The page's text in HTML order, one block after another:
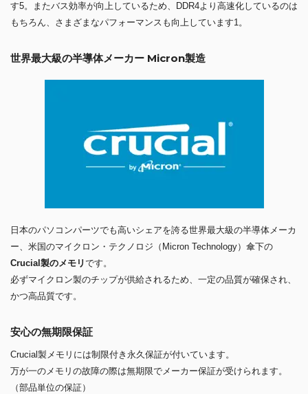
す5。またバス効率が向上しているため、DDR4より高速化しているのは
もちろん、さまざまなパフォーマンスも向上しています1。
世界最大級の半導体メーカー Micron製造
日本のパソコンパーツでも高いシェアを誇る世界最大級の半導体メーカ
ー、米国のマイクロン・テクノロジ（Micron Technology）傘下の
Crucial製のメモリです。
必ずマイクロン製のチップが供給されるため、一定の品質が確保され、
かつ高品質です。
安心の無期限保証
Crucial製メモリには制限付き永久保証が付いています。
万が一のメモリの故障の際は無期限でメーカー保証が受けられます。
（部品単位の保証）